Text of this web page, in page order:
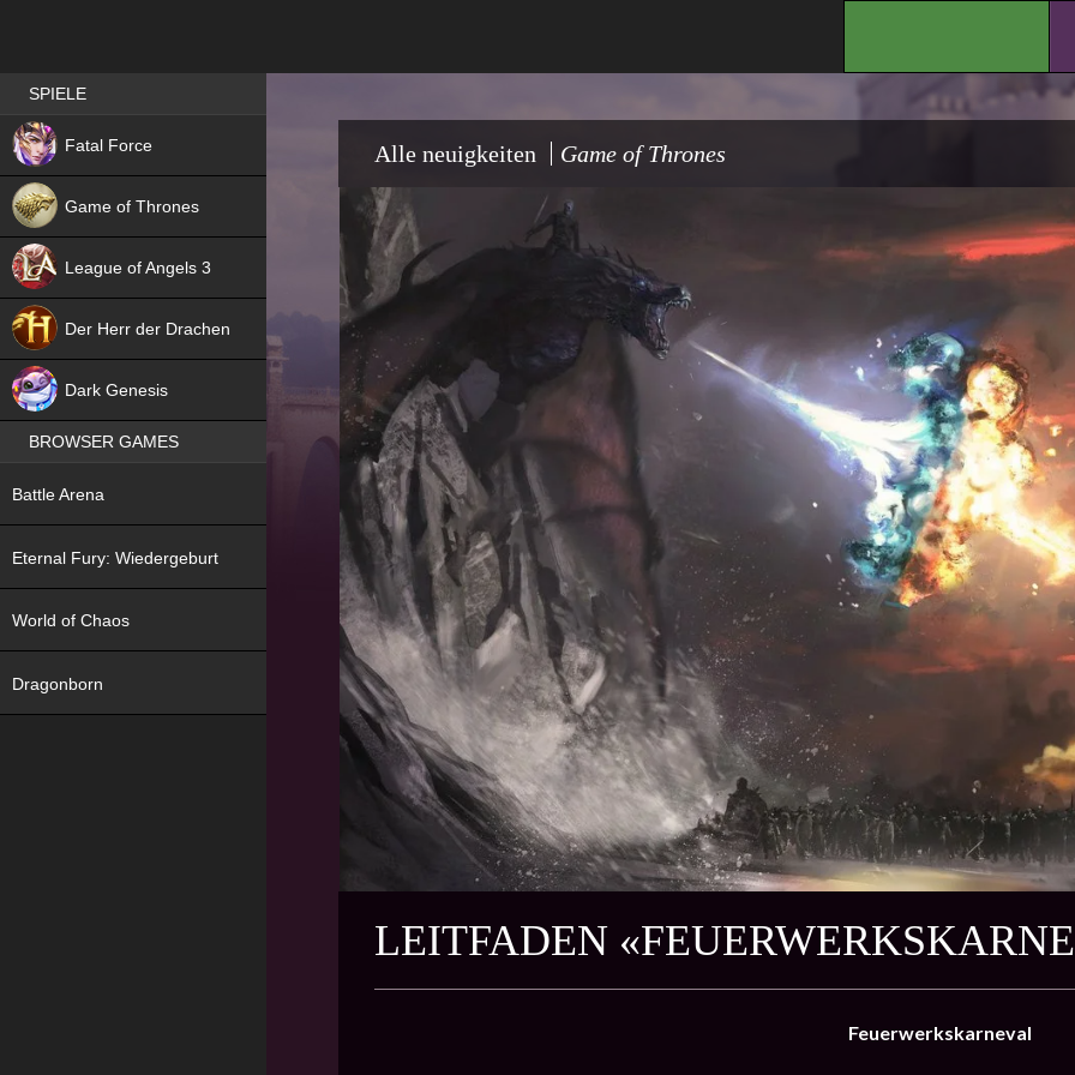
Alle neuigkeiten Game of Thrones
LEITFADEN
Feuerwerkskarneval
Best RPG games in Germany
SPIELE
Fatal Force
Game of Thrones
League of Angels 3
Der Herr der Drachen
Dark Genesis
BROWSER GAMES
Battle Arena
Eternal Fury: Wiedergeburt
World of Chaos
Dragonborn